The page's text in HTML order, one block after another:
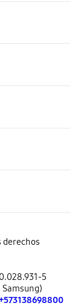
derechos
5
Samsung)